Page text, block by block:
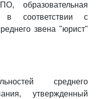
образовательная
в соответствии с
звена "юрист"
среднего
утвержденный